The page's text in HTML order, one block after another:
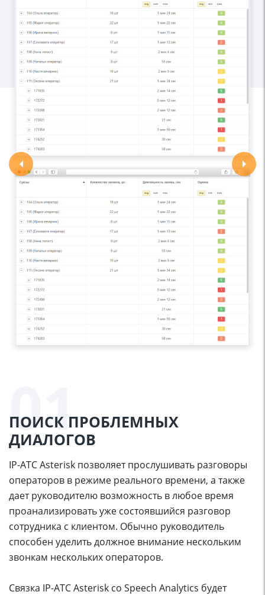
01
ПОИСК ПРОБЛЕМНЫХ
ДИАЛОГОВ
IP-АТС Asterisk позволяет прослушивать разговоры
операторов в режиме реального времени, а также
дает руководителю возможность в любое время
проанализировать уже состоявшийся разговор
сотрудника с клиентом. Обычно руководитель
способен уделить должное внимание нескольким
звонкам нескольких операторов.
Связка IP-АТС Asterisk со Speech Analytics будет